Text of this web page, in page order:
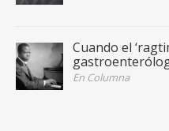
Cuando el
En Columna